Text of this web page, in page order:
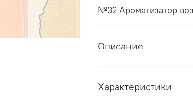
Описание
Характеристики